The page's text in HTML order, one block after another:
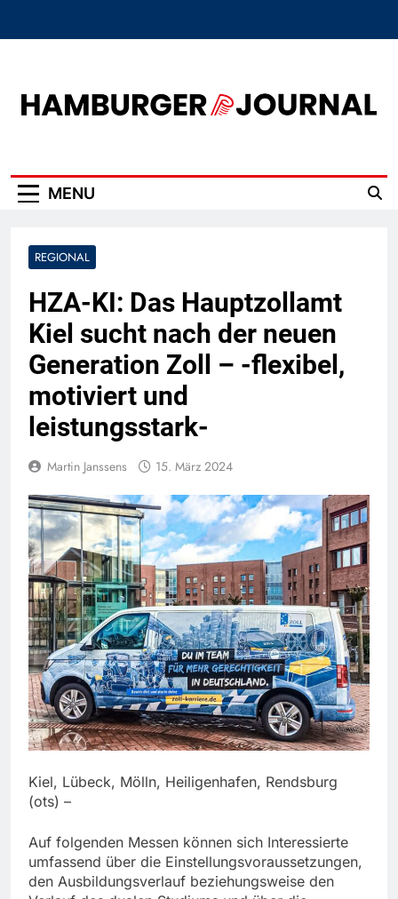
MENU
REGIONAL
HZA-KI: Das Hauptzollamt
Kiel sucht nach der neuen
Generation Zoll – -flexibel,
motiviert und
leistungsstark-
Martin Janssens 15. März 2024
Kiel, Lübeck, Mölln, Heiligenhafen, Rendsburg
(ots) –
Auf folgenden Messen können sich Interessierte
umfassend über die Einstellungsvoraussetzungen,
den Ausbildungsverlauf beziehungsweise den